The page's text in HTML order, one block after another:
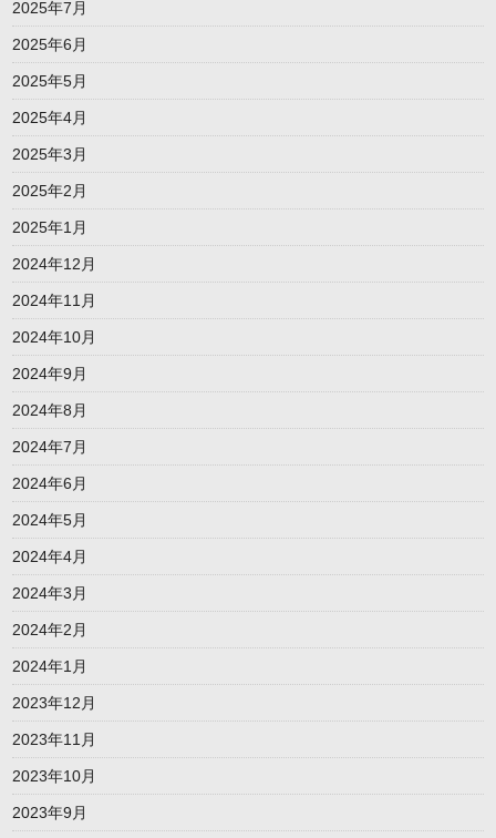
2025年7月
2025年6月
2025年5月
2025年4月
2025年3月
2025年2月
2025年1月
2024年12月
2024年11月
2024年10月
2024年9月
2024年8月
2024年7月
2024年6月
2024年5月
2024年4月
2024年3月
2024年2月
2024年1月
2023年12月
2023年11月
2023年10月
2023年9月